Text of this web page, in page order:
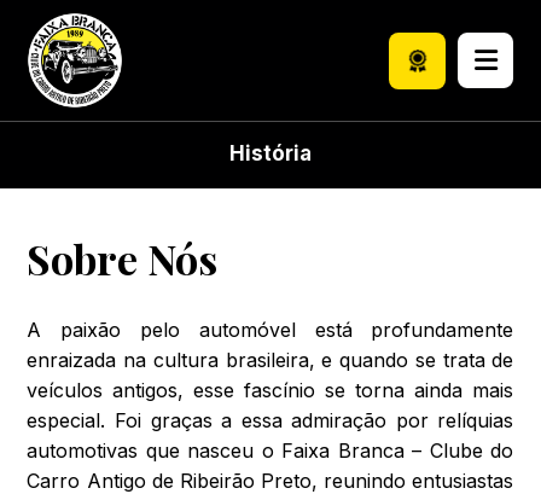
História
Sobre Nós
A paixão pelo automóvel está profundamente
enraizada na cultura brasileira, e quando se trata de
veículos antigos, esse fascínio se torna ainda mais
especial. Foi graças a essa admiração por relíquias
automotivas que nasceu o Faixa Branca – Clube do
Carro Antigo de Ribeirão Preto, reunindo entusiastas